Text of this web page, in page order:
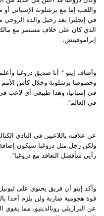
واللعب إما مع برشلونة الإسباني أو
في إنجلترا بعد رحيل والده الروحي
الذي كان على خلاف مستمر مع مالك
إبراموفيتش.
وأضاف إيتو " أنا صديق دروغبا
وخصوصا برشلونة وخلال كأس الأمم
في إسبانيا، وهذا طبيعي أي لاعب في
في العالم".
عن علاقته باللاعبين في النادي
ولكن رجل مثل دروغبا سيكون إضافة
رأيي سأفضل التعاقد مع دروغبا".
وأكد إيتو أن فريق يحتوي على
قوة هجومية ضاربة ولن يلزم أحدا
عن البرازيلي رونالدينيو، مما